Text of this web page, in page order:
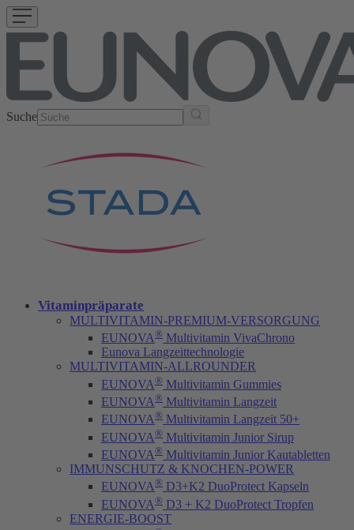
Suche
Vitaminpräparate
MULTIVITAMIN-PREMIUM-VERSORGUNG
EUNOVA® Multivitamin VivaChrono
Eunova Langzeittechnologie
MULTIVITAMIN-ALLROUNDER
EUNOVA® Multivitamin Gummies
EUNOVA® Multivitamin Langzeit
EUNOVA® Multivitamin Langzeit 50+
EUNOVA® Multivitamin Junior Sirup
EUNOVA® Multivitamin Junior Kautabletten
IMMUNSCHUTZ & KNOCHEN-POWER
EUNOVA® D3+K2 DuoProtect Kapseln
EUNOVA® D3 + K2 DuoProtect Tropfen
ENERGIE-BOOST